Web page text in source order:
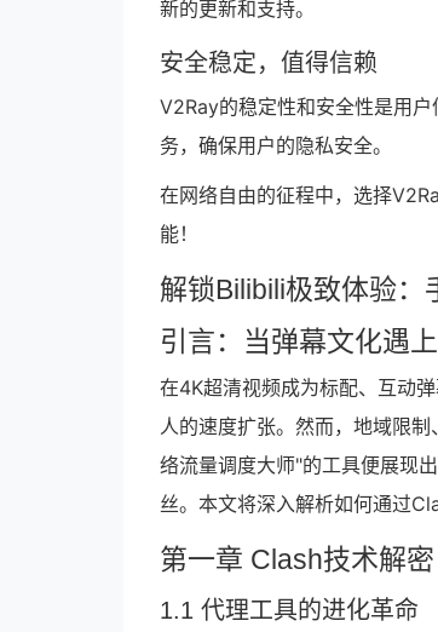
新的更新和支持。
安全稳定，值得信赖
V2Ray的稳定性和安全性是用
务，确保用户的隐私安全。
在网络自由的征程中，选择
能！
解锁Bilibili极致体验
引言：当弹幕文化遇
在4K超清视频成为标配、互动
人的速度扩张。然而，地域限
络流量调度大师"的工具便展现
丝。本文将深入解析如何通过
第一章 Clash技术解
1.1 代理工具的进化革命